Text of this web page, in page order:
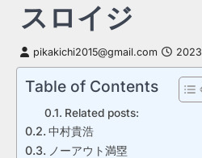
スロイジ
pikakichi2015@gmail.com
Table of Contents
Related posts:
中村貴浩
ノーアウト満塁